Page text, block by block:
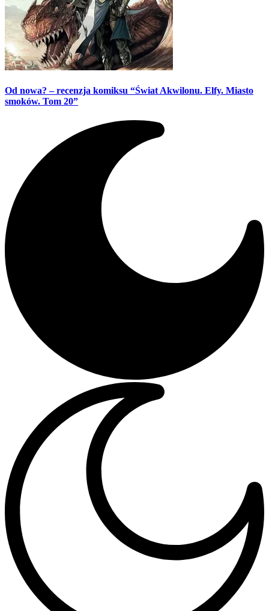
Od nowa? – recenzja komiksu “Świat Akwilonu. Elfy. Miasto
smoków. Tom 20”